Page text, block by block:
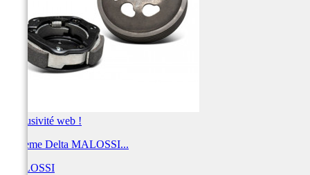
Exclusivité web !
Système Delta MALOSSI...
MALOSSI